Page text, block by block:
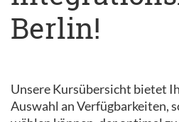
Berlin!
Unsere Kursübersicht bietet
Auswahl an Verfügbarkeiten,